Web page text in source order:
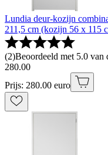
Lundia deur-kozijn
211,5 cm (kozijn 56 x 115
(2)Beoordeeld met 5.0 van
280.00
Prijs: 280.00 euro